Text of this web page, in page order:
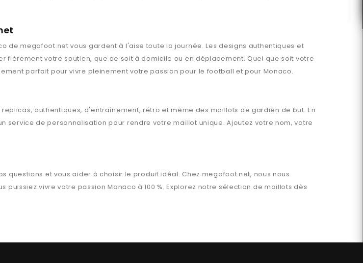
demegafoot.net vous gardent à l'aise toute la journée. Les designs authentiques et
votre soutien, que ce soit à domicile ou en déplacement. Quel que soit votre
parfait pour vivre pleinement votre passion pour le football et pour Monaco.
replicas, authentiques, d'entraînement, rétro et même des maillots de gardien de but. En
service de personnalisation pour rendre votre maillot unique. Ajoutez votre nom, votre
questions et vous aider à choisir le produit idéal. Chez megafoot.net, nous nous
puissiez vivre votre passionMonaco à 100 %. Explorez notre sélection de maillots dès